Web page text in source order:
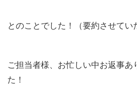
とのことでした！（要約させてい
ご担当者様、お忙しい中お返事あ
た！